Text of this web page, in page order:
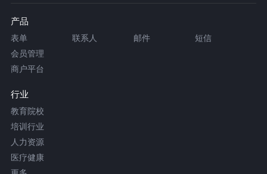
产品
表单 联系人 邮件
短信
会员管理
商户平台
行业
教育院校
培训行业
人力资源
医疗健康